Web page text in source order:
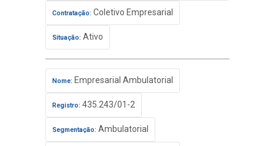
Contratação: Coletivo Empresarial
Situação: Ativo
Nome: Empresarial Ambulatorial
Registro: 435.243/01-2
Segmentação: Ambulatorial